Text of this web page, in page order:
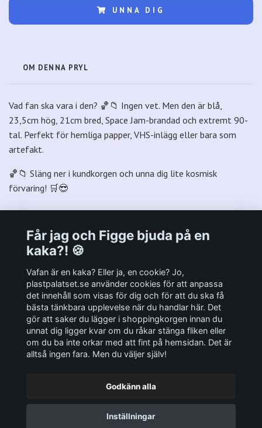
UNNA DIG
OM DENNA PRYL
Vad fan ska vara i den? 🏀📁 Ingen vet. Men den är blå,
23,5cm hög, 21cm bred, Space Jam-brandad och extremt 90-
tal. Perfekt för hemliga papper, VHS-inlägg eller bara som
artefakt.
🏀📁 Släng ner i kundkorgen och unna dig lite kosmisk
förvaring! 🛒😎
Andra viktiga länkar:
Sociala medier
© 2026 Plastpalatset
Får jag och Figge bjuda på en
kaka?! 🍪
Vafan är en kaka? Eller ja, en cookie? Jo,
plastpalatset.se använder cookies för att anpassa
det innehåll som visas för dig och för att du ska få
bästa tänkbara upplevelse när du handlar här. Det
gör att saker du lägger i shoppingkorgen innan du
unnat dig ligger kvar om du råkar stänga fliken eller
om du ba inte orkar med att fint på hemsidan. Det är
alltså ingen fara. Men du väljer själv!
Godkänn alla
Inställningar